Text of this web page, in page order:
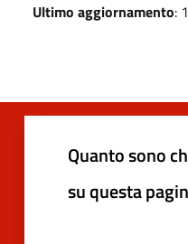
Ultimo aggiornamento:
Quanto sono
su questa